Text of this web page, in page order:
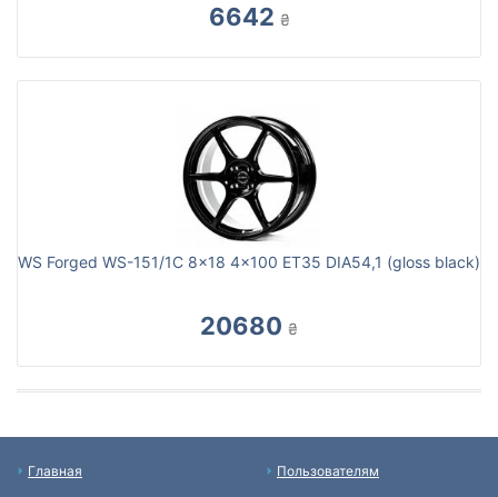
6642 ₴
WS Forged WS-151/1C 8x18 4x100 ET35 DIA54,1 (gloss black)
20680 ₴
Главная
Пользователям